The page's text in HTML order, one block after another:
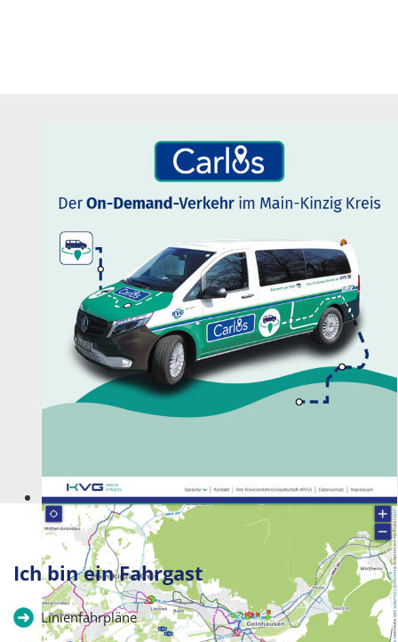
Kommt wie gerufen!
Ich bin ein Fahrgast
Linienfahrpläne